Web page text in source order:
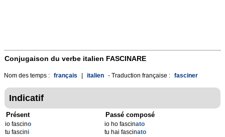
Conjugaison du verbe italien FASCINARE
Nom des temps : français italien - Traduction française : fasciner
Indicatif
Présent
io fascino
tu fascini
Passé composé
io ho fascinato
tu hai fascinato